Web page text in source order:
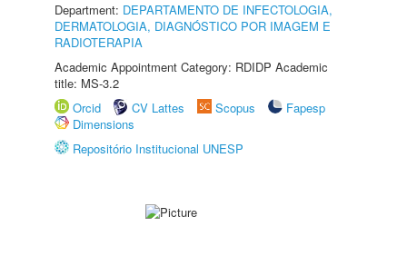
Department: DEPARTAMENTO DE INFECTOLOGIA,
DERMATOLOGIA, DIAGNÓSTICO POR IMAGEM E
RADIOTERAPIA
Academic Appointment Category: RDIDP Academic
title: MS-3.2
Orcid
CV Lattes Scopus
Fapesp
Dimensions
Repositório Institucional UNESP